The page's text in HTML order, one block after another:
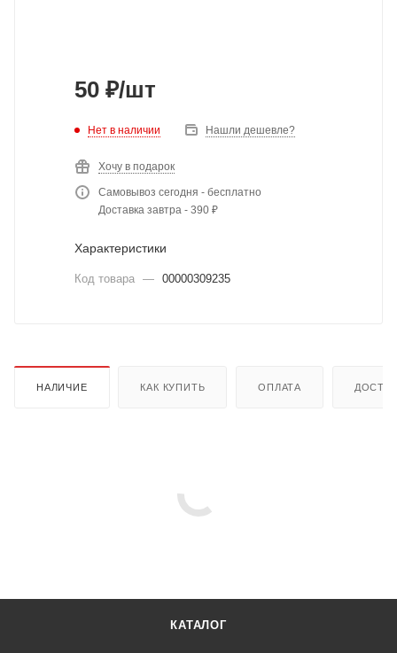
50 ₽/шт
Нет в наличии Нашли дешевле?
Хочу в подарок
Самовывоз сегодня - бесплатно
Доставка завтра - 390 ₽
Характеристики
Код товара — 00000309235
НАЛИЧИЕ КАК КУПИТЬ ОПЛАТА
КАТАЛОГ